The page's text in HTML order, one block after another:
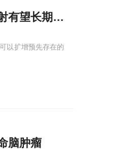
望长期发挥抗癌作用
以扩增预先存在的
脑肿瘤